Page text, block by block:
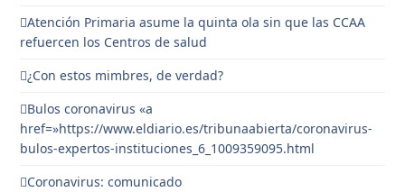
Atención Primaria asume la quinta ola sin que las CCAA
refuercen los Centros de salud
¿Con estos mimbres, de verdad?
Bulos coronavirus «a
href=»https://www.eldiario.es/tribunaabierta/coronavirus-
bulos-expertos-instituciones_6_1009359095.html
Coronavirus: comunicado